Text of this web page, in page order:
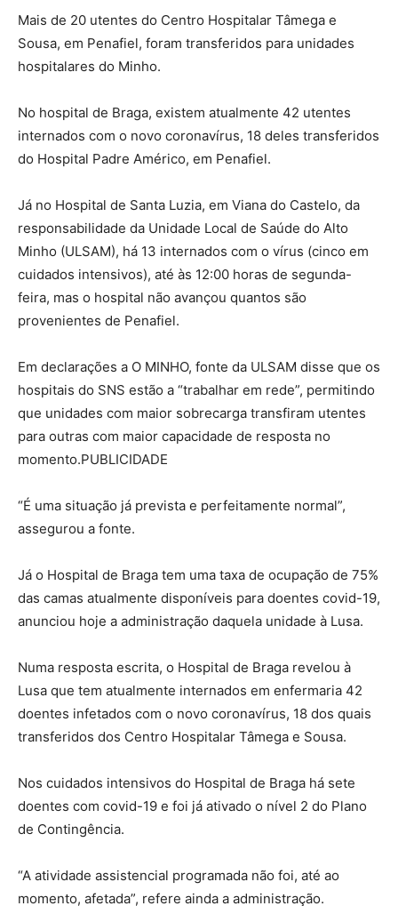
Mais de 20 utentes do Centro Hospitalar Tâmega e
Sousa, em Penafiel, foram transferidos para unidades
hospitalares do Minho.
No hospital de Braga, existem atualmente 42 utentes
internados com o novo coronavírus, 18 deles transferidos
do Hospital Padre Américo, em Penafiel.
Já no Hospital de Santa Luzia, em Viana do Castelo, da
responsabilidade da Unidade Local de Saúde do Alto
Minho (ULSAM), há 13 internados com o vírus (cinco em
cuidados intensivos), até às 12:00 horas de segunda-
feira, mas o hospital não avançou quantos são
provenientes de Penafiel.
Em declarações a O MINHO, fonte da ULSAM disse que os
hospitais do SNS estão a “trabalhar em rede”, permitindo
que unidades com maior sobrecarga transfiram utentes
para outras com maior capacidade de resposta no
momento.PUBLICIDADE
“É uma situação já prevista e perfeitamente normal”,
assegurou a fonte.
Já o Hospital de Braga tem uma taxa de ocupação de 75%
das camas atualmente disponíveis para doentes covid-19,
anunciou hoje a administração daquela unidade à Lusa.
Numa resposta escrita, o Hospital de Braga revelou à
Lusa que tem atualmente internados em enfermaria 42
doentes infetados com o novo coronavírus, 18 dos quais
transferidos dos Centro Hospitalar Tâmega e Sousa.
Nos cuidados intensivos do Hospital de Braga há sete
doentes com covid-19 e foi já ativado o nível 2 do Plano
de Contingência.
“A atividade assistencial programada não foi, até ao
momento, afetada”, refere ainda a administração.